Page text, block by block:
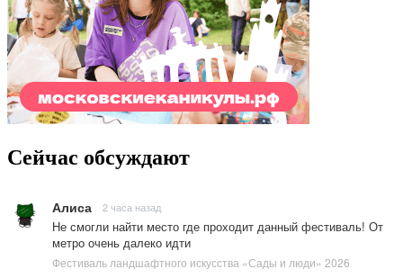
Сейчас обсуждают
Алиса 2 часа назад
Не смогли найти место где проходит данный фестиваль! От
метро очень далеко идти
Фестиваль ландшафтного искусства «Сады и люди» 2026